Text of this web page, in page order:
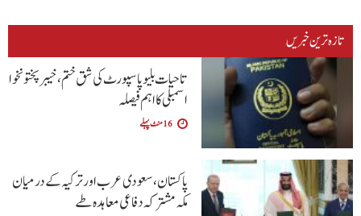
تازہ ترین خبریں
تاحیات بلیو پاسپورٹ کی شق ختم، خیبر پختونخوا
اسمبلی کا اہم فیصلہ
16 منٹ پہلے
پاکستان، سعودی عرب اور ترکیہ کے درمیان
مکہ مشترکہ دفاعی معاہدہ طے